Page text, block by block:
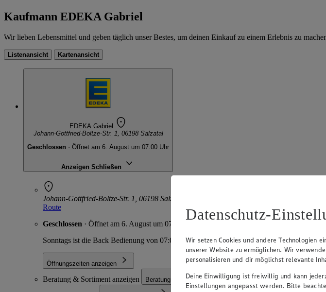
Kaufmann EDEKA Gabriel
Wir lieben Lebensmittel und geben täglich unser Bestes, um deinen Einkauf zu einem Erlebnis zu
Listenansicht Kartenansicht
EDEKA Gabriel
Johann-Gottfried-Boltze-Str. 1, 06198 Salzatal
Geschlossen · Öffnet am 6. August um 07:00 Uhr
Anzeigen Schließen
Johann-Gottfried-Boltze-Str. 1, 06198 Salzatal
Route
Geschlossen · Öffnet am 6. August um 07:00 Uhr
Sonntags ist die Back Bedienung von 07:00 - 11:00 Uhr geöffnet.
Öffnungszeiten anzeigen
Beratung & Sortiment anzeigen Beratung & Sortiment anzeigen
Datenschutz-
Wir setzen Cookies und andere Technologien
unserer Website zu ermöglichen. Wir
personalisieren und dir möglichst relevante
Deine Einwilligung ist freiwillig und kann
Einstellungen angepasst werden. Bitte